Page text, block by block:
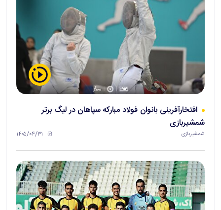
افتخارآفرینی بانوان فولاد مبارکه سپاهان در لیگ برتر
شمشیربازی
شمشیربازی ۱۴۰۵/۰۴/۳۱